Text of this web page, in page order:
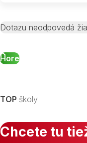
Dotazu neodpovedá
Hore
TOP školy
Chcete tu